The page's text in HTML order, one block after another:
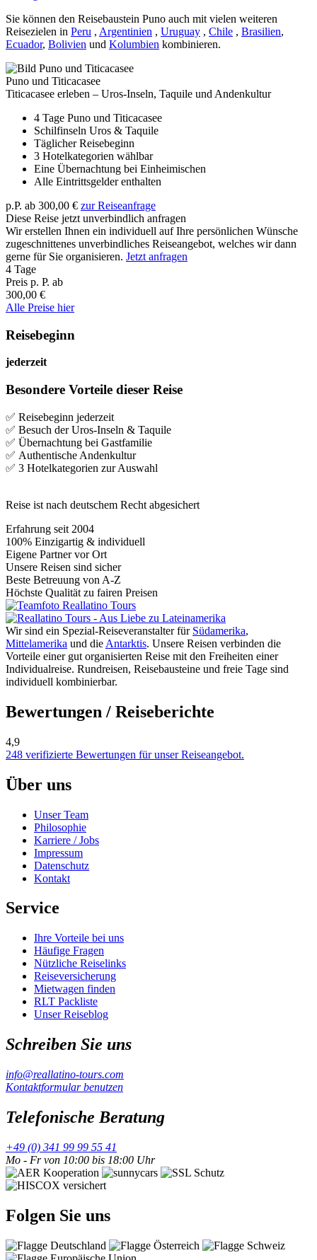
Sie können den Reisebaustein Puno auch mit vielen weiteren
Reisezielen in Peru , Argentinien , Uruguay , Chile , Brasilien,
Ecuador, Bolivien und Kolumbien kombinieren.
Puno und Titicacasee
Titicacasee erleben – Uros-Inseln, Taquile und Andenkultur
4 Tage Puno und Titicacasee
Schilfinseln Uros & Taquile
Täglicher Reisebeginn
3 Hotelkategorien wählbar
Eine Übernachtung bei Einheimischen
Alle Eintrittsgelder enthalten
p.P. ab 300,00 € zur Reiseanfrage
Diese Reise jetzt unverbindlich anfragen
Wir erstellen Ihnen ein individuell auf Ihre persönlichen Wünsche
zugeschnittenes unverbindliches Reiseangebot, welches wir dann
gerne für Sie organisieren. Jetzt anfragen
4 Tage
Preis p. P. ab
300,00 €
Alle Preise hier
Reisebeginn
jederzeit
Besondere Vorteile dieser Reise
✅ Reisebeginn jederzeit
✅ Besuch der Uros-Inseln & Taquile
✅ Übernachtung bei Gastfamilie
✅ Authentische Andenkultur
✅ 3 Hotelkategorien zur Auswahl
Reise ist nach deutschem Recht abgesichert
Erfahrung seit 2004
100% Einzigartig & individuell
Eigene Partner vor Ort
Unsere Reisen sind sicher
Beste Betreuung von A-Z
Höchste Qualität zu fairen Preisen
Wir sind ein Spezial-Reiseveranstalter für Südamerika,
Mittelamerika und die Antarktis. Unsere Reisen verbinden die
Vorteile einer gut organisierten Reise mit den Freiheiten einer
Individualreise. Rundreisen, Reisebausteine und freie Tage sind
individuell kombinierbar.
Bewertungen / Reiseberichte
4,9
248 verifizierte Bewertungen für unser Reiseangebot.
Über uns
Unser Team
Philosophie
Karriere / Jobs
Impressum
Datenschutz
Kontakt
Service
Ihre Vorteile bei uns
Häufige Fragen
Nützliche Reiselinks
Reiseversicherung
Mietwagen finden
RLT Packliste
Unser Reiseblog
Schreiben Sie uns
info@reallatino-tours.com
Kontaktformular benutzen
Telefonische Beratung
+49 (0) 341 99 99 55 41
Mo - Fr von 10:00 bis 18:00 Uhr
Folgen Sie uns